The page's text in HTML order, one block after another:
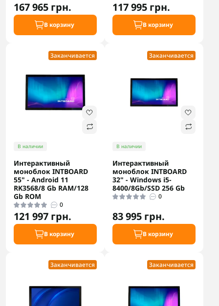
167 965 грн.
В корзину
117 995 грн.
В корзину
Заканчивается
В наличии
Интерактивный
моноблок INTBOARD
55" - Android 11
RK3568/8 Gb RAM/128
Gb ROM
0
121 997 грн.
В корзину
Заканчивается
В наличии
Интерактивный
моноблок INTBOARD
32" - Windows i5-
8400/8Gb/SSD 256 Gb
0
83 995 грн.
В корзину
Заканчивается Заканчивается